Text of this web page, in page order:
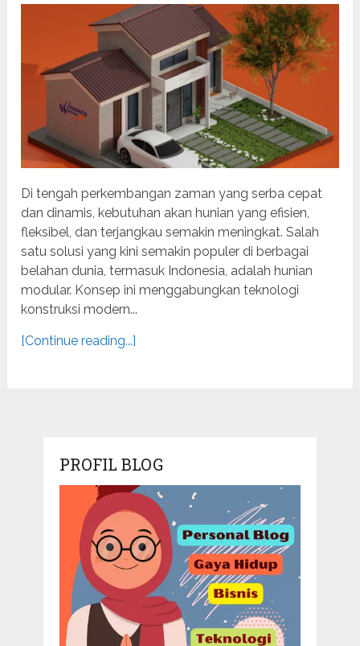
Di tengah perkembangan zaman yang serba cepat
dan dinamis, kebutuhan akan hunian yang efisien,
fleksibel, dan terjangkau semakin meningkat. Salah
satu solusi yang kini semakin populer di berbagai
belahan dunia, termasuk Indonesia, adalah hunian
modular. Konsep ini menggabungkan teknologi
konstruksi modern...
[Continue reading...]
PROFIL BLOG